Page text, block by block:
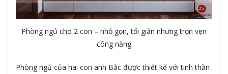
Phòng ngủ cho 2 con – nhỏ gọn, tối giản nhưng trọn vẹn
công năng
Phòng ngủ của hai con anh Bắc được thiết kế với tinh thần